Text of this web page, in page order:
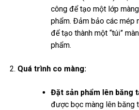
công để tạo một lớp
phẩm. Đảm bảo các mép
để tạo thành một “túi”
phẩm.
Quá trình co màng:
Đặt sản phẩm lên băng
được bọc màng lên băng